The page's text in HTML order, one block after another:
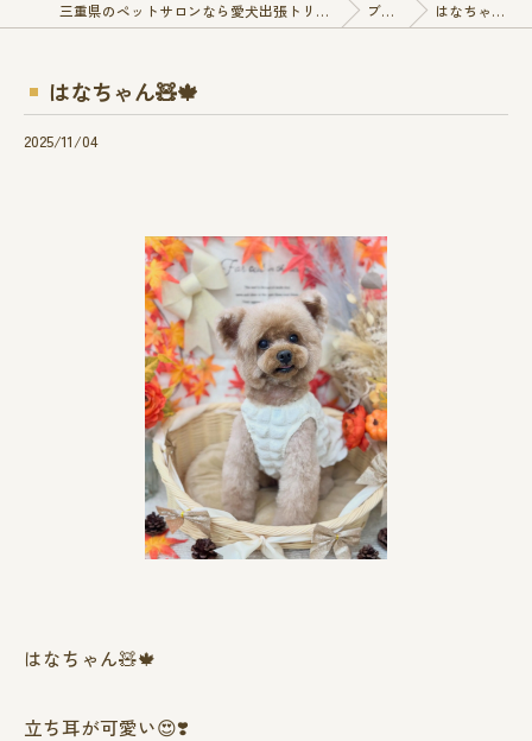
三重県のペットサロンなら愛犬出張トリミング E-QunQun ブログ はなちゃん🧸🍁
はなちゃん🧸🍁
2025/11/04
はなちゃん🧸🍁
立ち耳が可愛い😍❣️